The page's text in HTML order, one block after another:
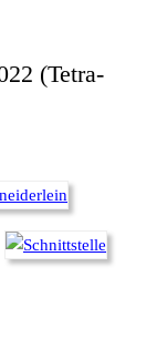
(Tetra-